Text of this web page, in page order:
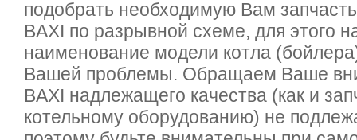
подобрать необходимую Вам
BAXI по разрывной схеме, для этого
наименование модели котла
Вашей проблемы. Обращаем Ваше
BAXI надлежащего качества (как и
котельному оборудованию) не